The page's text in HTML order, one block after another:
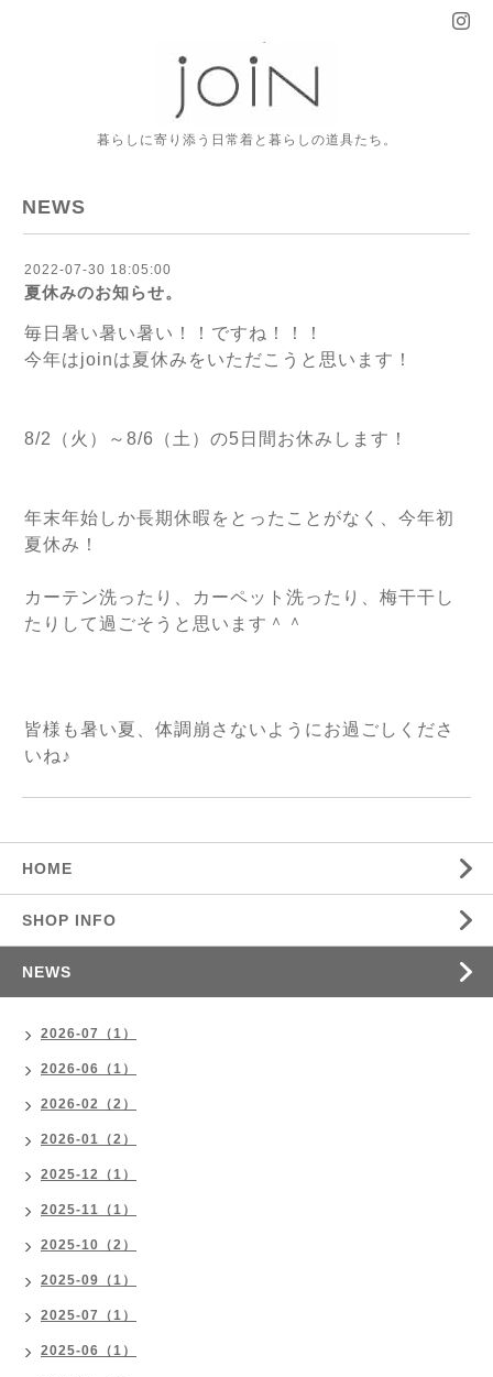
暮らしに寄り添う日常着と暮らしの道具たち。
NEWS
2022-07-30 18:05:00
夏休みのお知らせ。
毎日暑い暑い暑い！！ですね！！！
今年はjoinは夏休みをいただこうと思います！
8/2（火）～8/6（土）の5日間お休みします！
年末年始しか長期休暇をとったことがなく、今年初
夏休み！
カーテン洗ったり、カーペット洗ったり、梅干干し
たりして過ごそうと思います＾＾
皆様も暑い夏、体調崩さないようにお過ごしくださ
いね♪
HOME
SHOP INFO
NEWS
2026-07（1）
2026-06（1）
2026-02（2）
2026-01（2）
2025-12（1）
2025-11（1）
2025-10（2）
2025-09（1）
2025-07（1）
2025-06（1）